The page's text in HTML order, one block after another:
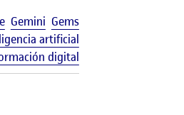
Etiquetas
Gemini Gems
artificial
digital